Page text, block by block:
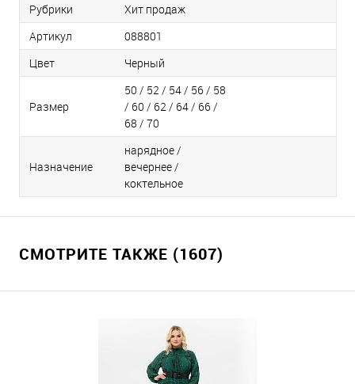
Рубрики
Хит продаж
Артикул
088801
Цвет
Черный
Размер
50 / 52 / 54 / 56 / 58
/ 60 / 62 / 64 / 66 /
68 / 70
Назначение
нарядное /
вечернее /
коктельное
СМОТРИТЕ ТАКЖЕ (1607)